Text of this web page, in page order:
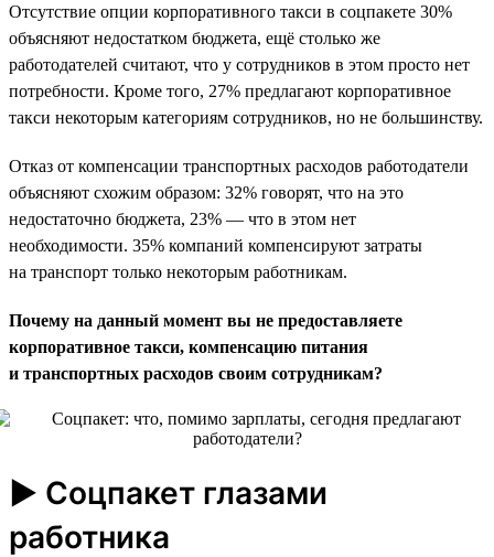
Отсутствие опции корпоративного такси в соцпакете 30%
объясняют недостатком бюджета, ещё столько же
работодателей считают, что у сотрудников в этом просто нет
потребности. Кроме того, 27% предлагают корпоративное
такси некоторым категориям сотрудников, но не большинству.
Отказ от компенсации транспортных расходов работодатели
объясняют схожим образом: 32% говорят, что на это
недостаточно бюджета, 23% — что в этом нет
необходимости. 35% компаний компенсируют затраты
на транспорт только некоторым работникам.
Почему на данный момент вы не предоставляете
корпоративное такси, компенсацию питания
и транспортных расходов своим сотрудникам?
► Соцпакет глазами
работника